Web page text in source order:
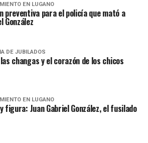
EN LUGANO
preventiva para el policía que mató a
González
DE JUBILADOS
changas y el corazón de los chicos
EN LUGANO
figura: Juan Gabriel González, el fusilado